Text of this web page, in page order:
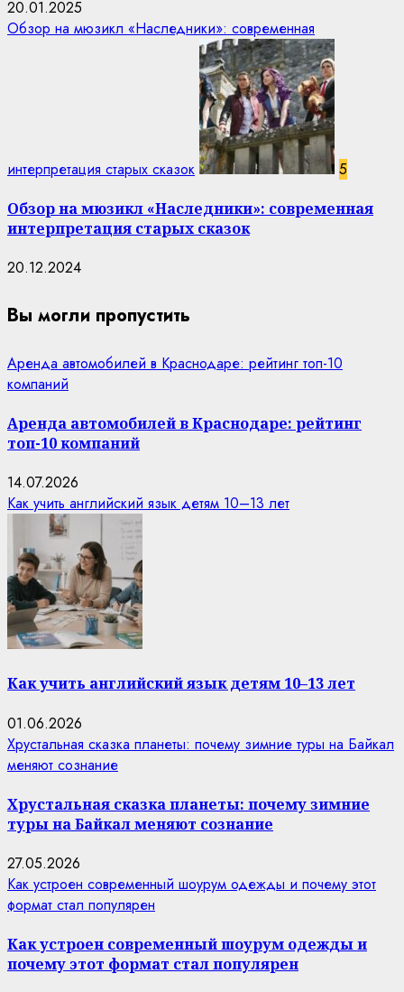
20.01.2025
Обзор на мюзикл «Наследники»: современная
интерпретация старых сказок 5
Обзор на мюзикл «Наследники»: современная
интерпретация старых сказок
20.12.2024
Вы могли пропустить
Аренда автомобилей в Краснодаре: рейтинг топ-10
компаний
Аренда автомобилей в Краснодаре: рейтинг
топ-10 компаний
14.07.2026
Как учить английский язык детям 10–13 лет
Как учить английский язык детям 10–13 лет
01.06.2026
Хрустальная сказка планеты: почему зимние туры на Байкал
меняют сознание
Хрустальная сказка планеты: почему зимние
туры на Байкал меняют сознание
27.05.2026
Как устроен современный шоурум одежды и почему этот
формат стал популярен
Как устроен современный шоурум одежды и
почему этот формат стал популярен